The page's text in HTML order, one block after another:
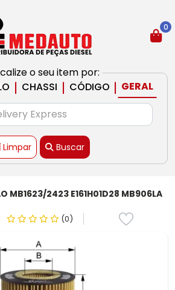
o seu item por:
| CHASSI | CÓDIGO | GERAL
Limpar Buscar
0
MB1623/2423 E161H01D28 MB906LA
(0)